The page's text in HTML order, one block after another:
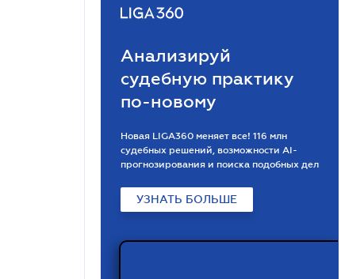
Анализируй
судебную практику
по-новому
Новая LIGA360 меняет все! 116 млн
судебных решений, возможности АІ-
прогнозирования и поиска подобных дел
УЗНАТЬ БОЛЬШЕ